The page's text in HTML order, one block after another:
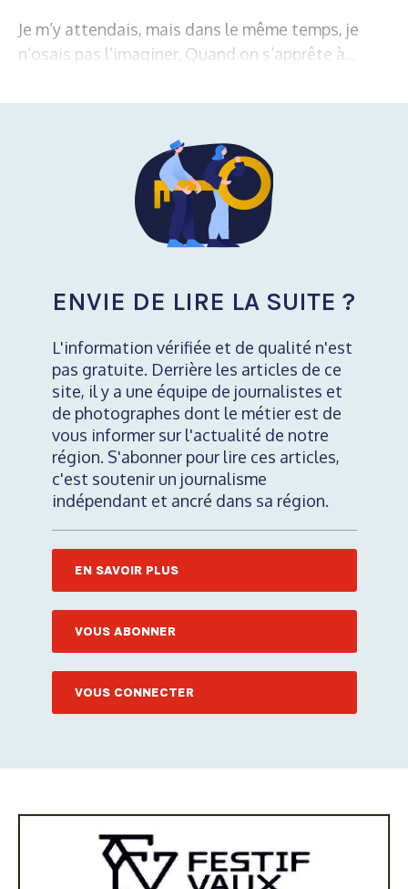
Je m’y attendais, mais dans le même temps, je
n’osais pas l’imaginer. Quand on s’apprête à...
ENVIE DE LIRE LA SUITE ?
L'information vérifiée et de qualité n'est
pas gratuite. Derrière les articles de ce
site, il y a une équipe de journalistes et
de photographes dont le métier est de
vous informer sur l'actualité de notre
région. S'abonner pour lire ces articles,
c'est soutenir un journalisme
indépendant et ancré dans sa région.
EN SAVOIR PLUS
VOUS ABONNER
VOUS CONNECTER